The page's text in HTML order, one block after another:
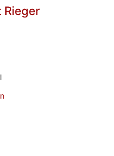
Rieger